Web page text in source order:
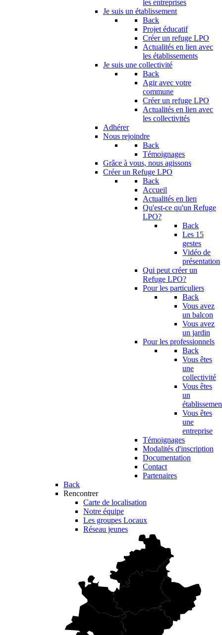
les entreprises
Je suis un établissement
Back
Projet éducatif
Créer un refuge LPO
Actualités en lien avec
les établissements
Je suis une collectivité
Back
Agir avec votre
commune
Créer un refuge LPO
Actualités en lien avec
les collectivités
Adhérer
Nous rejoindre
Back
Témoignages
Grâce à vous, nous agissons
Créer un Refuge LPO
Back
Accueil
Actualités en lien
Qu'est-ce qu'un Refuge
LPO?
Back
Les 15
gestes
Vidéo de
présentation
Qui peut créer un
Refuge LPO?
Pour les particuliers
Back
Vous avez
un balcon
Vous avez
un jardin
Pour les professionnels
Back
Vous êtes
une
collectivité
Vous êtes
un
Vous êtes
une
entreprise
Témoignages
Modalités d'inscription
Documentation
Contact
Partenaires
Back
Rencontrer
Carte de localisation
Notre équipe
Les groupes Locaux
Réseau jeunes